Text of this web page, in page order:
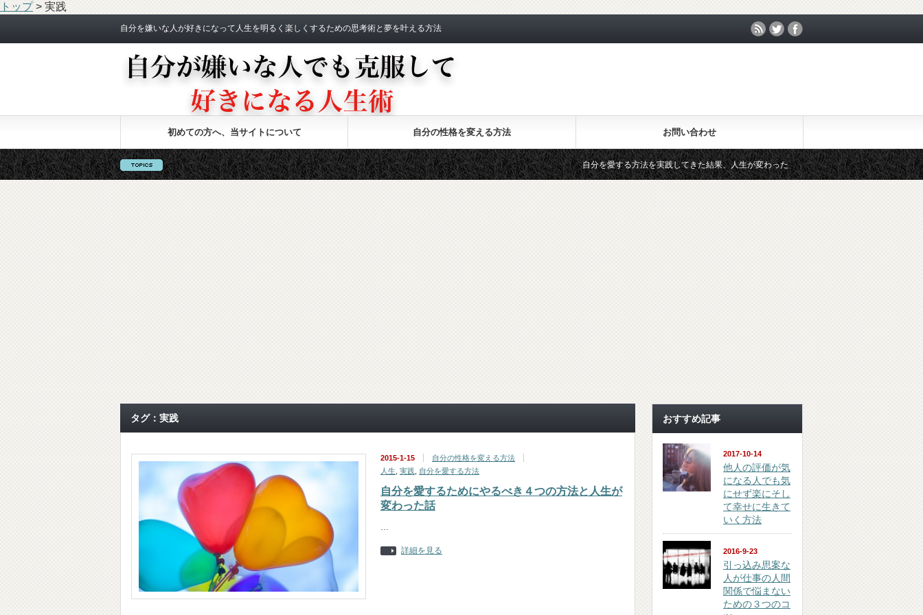
トップ> 実践
自分を嫌いな人が好きになって人生を明るく楽しくするための思考術と夢を叶える方法
初めての方へ、当サイトについて 自分の性格を変える方法 お問い合わせ
自分を愛する方法を実践してきた結果、人生が変わった LINEグループで既読スル
タグ：実践
2015-1-15
自分の性格を変える方法
人生 実践 自分を愛する方法
自分を愛するためにやるべき４つの方法と人生が
変わった話
…
詳細を見る
おすすめ記事
2017-10-14
他人の評価が気
になる人でも気
にせず楽にそし
て幸せに生きて
いく方法
2016-9-23
引っ込み思案な
人が仕事の人間
関係で悩まない
ための３つのコ